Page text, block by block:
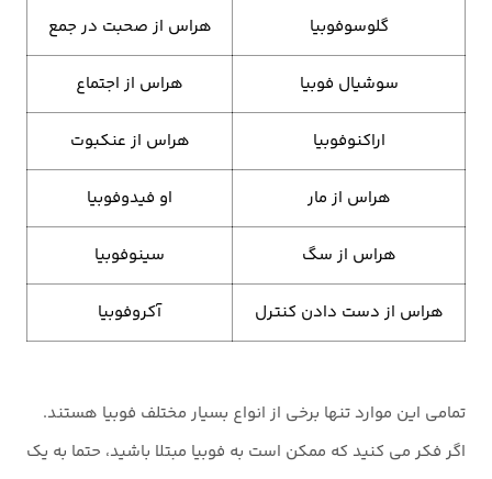
گلوسوفوبیا هراس از صحبت در جمع
سوشیال فوبیا هراس از اجتماع
اراکنوفوبیا هراس از عنکبوت
هراس از مار او فیدوفوبیا
هراس از سگ سینوفوبیا
هراس از دست دادن کنترل آکروفوبیا
تمامی این موارد تنها برخی از انواع بسیار مختلف فوبیا هستند.
اگر فکر می کنید که ممکن است به فوبیا مبتلا باشید، حتما به یک